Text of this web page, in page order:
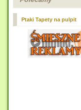
Ptaki Tapety na pulpit